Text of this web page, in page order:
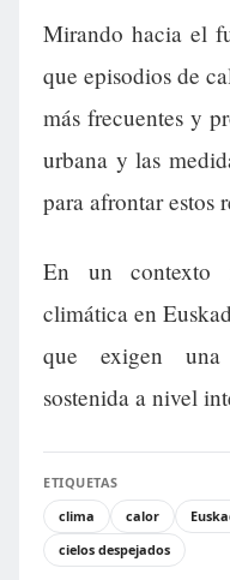
Mirando hacia el
que episodios de
más frecuentes y
urbana y las
para afrontar estos
En un contexto
climática en
que exigen una
sostenida a nivel
ETIQUETAS
clima
calor
cielos despejados